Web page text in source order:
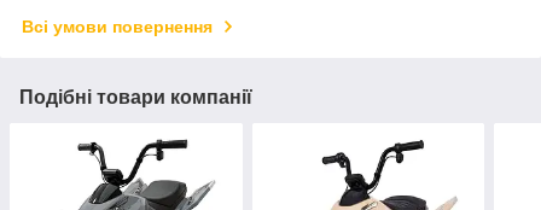
Всі умови повернення
Подібні товари компанії